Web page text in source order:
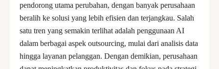
pendorong utama perubahan, dengan banyak perusahaan
beralih ke solusi yang lebih efisien dan terjangkau. Salah
satu tren yang semakin terlihat adalah penggunaan AI
dalam berbagai aspek outsourcing, mulai dari analisis data
hingga layanan pelanggan. Dengan demikian, perusahaan